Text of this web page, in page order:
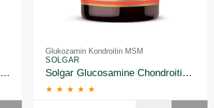
Solgar Amino 75 Essential Amino 30 Kapsül
Glukozamin Kondroitin MSM
SOLGAR
Solgar Glucosamine Chondroitin MSM 60 Tablet
★ ★ ★ ★ ★